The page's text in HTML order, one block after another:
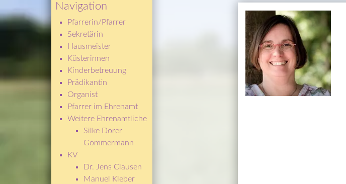
Navigation
Pfarrerin/Pfarrer
Sekretärin
Hausmeister
Küsterinnen
Kinderbetreuung
Prädikantin
Organist
Pfarrer im Ehrenamt
Weitere Ehrenamtliche
Silke Dorer
Gommermann
KV
Dr. Jens Clausen
Manuel Kleber